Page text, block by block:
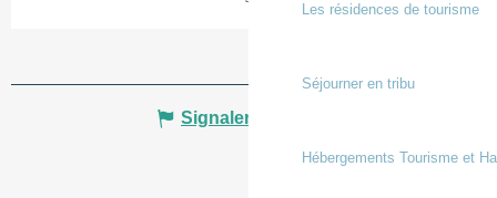
Les résidences de tourisme
Séjourner en tribu
Hébergements Tourisme et
Signaler une erreur